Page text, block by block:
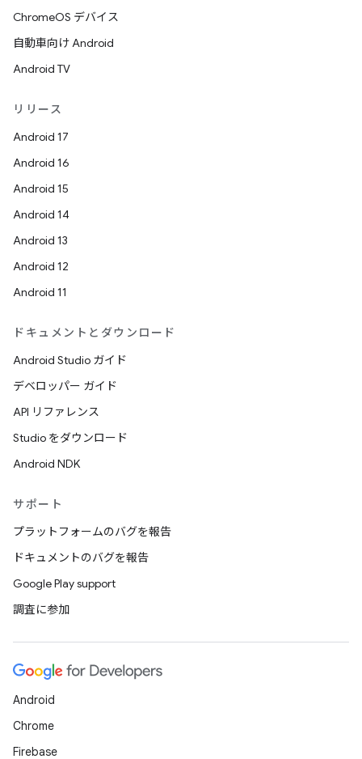
ChromeOS デバイス
自動車向け Android
Android TV
リリース
Android 17
Android 16
Android 15
Android 14
Android 13
Android 12
Android 11
ドキュメントとダウンロード
Android Studio ガイド
デベロッパー ガイド
API リファレンス
Studio をダウンロード
Android NDK
サポート
プラットフォームのバグを報告
ドキュメントのバグを報告
Google Play support
調査に参加
Android
Chrome
Firebase